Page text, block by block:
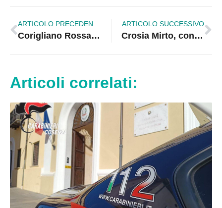
Corigliano Rossano, “È arrivata la befana” al Centro di Aiuto alla Vita
ARTICOLO SUCCESSIVO
Crosia Mirto, concluse le attività natalizie dell’Istituto Comprensivo
Articoli correlati: